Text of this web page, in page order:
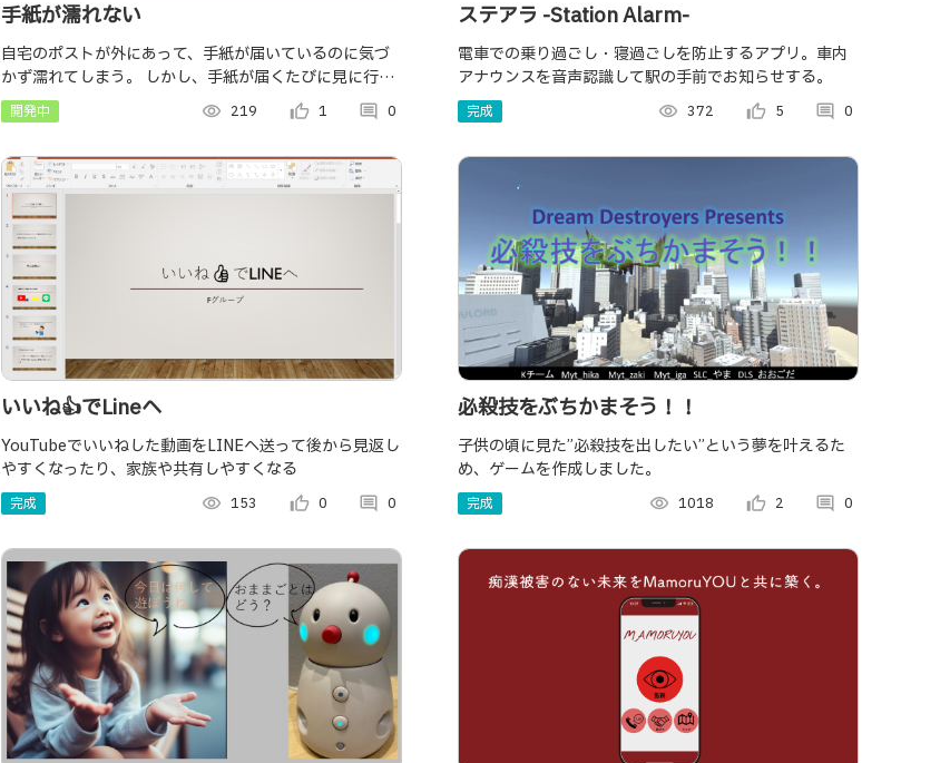
手紙が濡れない
自宅のポストが外にあって、手紙が届いているのに気づ
かず濡れてしまう。 しかし、手紙が届くたびに見に行く
のはめんどくさい。 それを解決するための通知システム
を作成しました。
開発中 visibility 219 thumb_up_alt 1 comment 0
ステアラ -Station Alarm-
電車での乗り過ごし・寝過ごしを防止するアプリ。車内
アナウンスを音声認識して駅の手前でお知らせする。
完成 visibility 372 thumb_up_alt 5 comment 0
いいね👍でLineへ
YouTubeでいいねした動画をLINEへ送って後から見返し
やすくなったり、家族や共有しやすくなる
完成 visibility 153 thumb_up_alt 0 comment 0
必殺技をぶちかまそう！！
子供の頃に見た”必殺技を出したい”という夢を叶えるた
め、ゲームを作成しました。
完成 visibility 1018 thumb_up_alt 2 comment 0